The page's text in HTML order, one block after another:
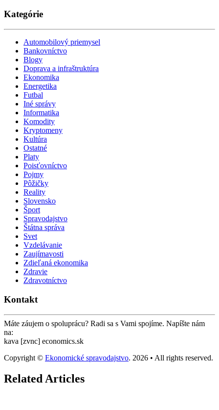
Kategórie
Automobilový priemysel
Bankovníctvo
Blogy
Doprava a infraštruktúra
Ekonomika
Energetika
Futbal
Iné správy
Informatika
Komodity
Kryptomeny
Kultúra
Ostatné
Platy
Poisťovníctvo
Pojmy
Pôžičky
Reality
Slovensko
Šport
Spravodajstvo
Štátna správa
Svet
Vzdelávanie
Zaujímavosti
Zdieľaná ekonomika
Zdravie
Zdravotníctvo
Kontakt
Máte záujem o spoluprácu? Radi sa s Vami spojíme. Napíšte nám
na:
kava [zvnc] economics.sk
Copyright © Ekonomické spravodajstvo. 2026 • All rights reserved.
Related Articles